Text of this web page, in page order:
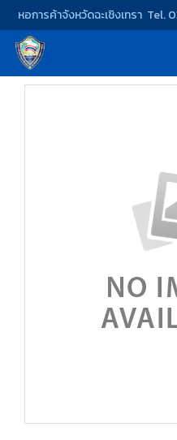
หอการค้าจังหวัดฉะเชิงเทรา Tel.